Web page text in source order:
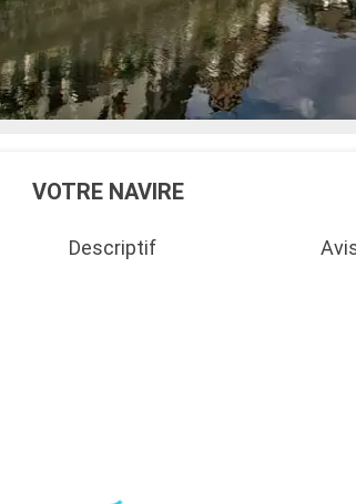
VOTRE NAVIRE
Descriptif